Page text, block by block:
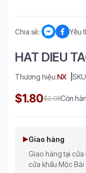
Chia sẻ: Yêu
HAT DIEU
Thương hiệu:NX
$1.80$2.08Còn
Giao hàng
Giao hàng tại
cửa khẩu Mộc Bài